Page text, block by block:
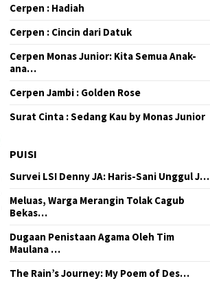
Cerpen : Hadiah
Cerpen : Cincin dari Datuk
Cerpen Monas Junior: Kita Semua Anak-
ana…
Cerpen Jambi : Golden Rose
Surat Cinta : Sedang Kau by Monas Junior
PUISI
Survei LSI Denny JA: Haris-Sani Unggul J…
Meluas, Warga Merangin Tolak Cagub
Bekas…
Dugaan Penistaan Agama Oleh Tim
Maulana …
The Rain’s Journey: My Poem of Des…